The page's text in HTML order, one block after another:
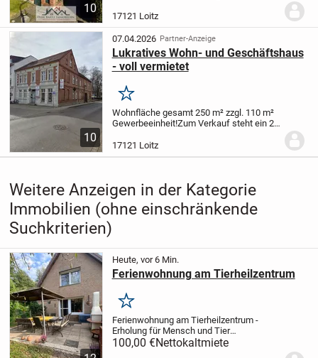
10
Aufteilung werden Sie begeistern! Das
Objekt punktet durch eine Vielzahl von
Räumen...
17121 Loitz
10
07.04.2026 Partner-Anzeige
Lukratives Wohn- und Geschäftshaus
- voll vermietet
Merken
Wohnfläche gesamt 250 m² zzgl. 110 m²
Gewerbeeinheit!Zum Verkauf steht ein 2-
mit ausgebautem Dachgeschoß sowie
einem 2- geschossigen Seitenflügel mit
17121 Loitz
Weitere Anzeigen in der Kategorie
Immobilien (ohne einschränkende
Suchkriterien)
Heute, vor 6 Min.
Ferienwohnung am Tierheilzentrum
Merken
Ferienwohnung am Tierheilzentrum -
Erholung für Mensch und Tier
Willkommen in unserer liebevoll
100,00 €Nettokaltmiete